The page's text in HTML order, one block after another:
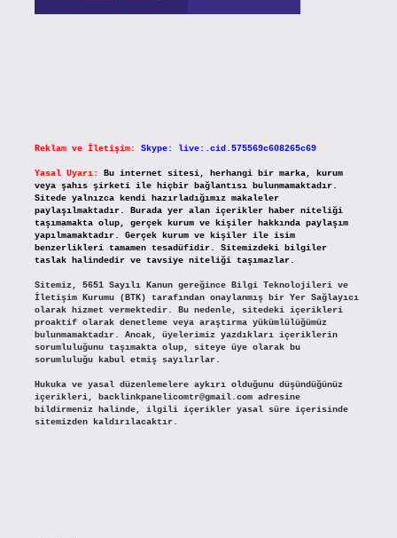
Reklam ve İletişim: Skype: live:.cid.575569c608265c69
Yasal Uyarı:
Bu internet sitesi, herhangi bir marka, kurum
veya şahıs şirketi ile hiçbir bağlantısı bulunmamaktadır.
Sitede yalnızca kendi hazırladığımız makaleler
paylaşılmaktadır. Burada yer alan içerikler haber niteliği
taşımamakta olup, gerçek kurum ve kişiler hakkında paylaşım
yapılmamaktadır. Gerçek kurum ve kişiler ile isim
benzerlikleri tamamen tesadüfidir. Sitemizdeki bilgiler
taslak halindedir ve tavsiye niteliği taşımazlar.
Sitemiz, 5651 Sayılı Kanun gereğince Bilgi Teknolojileri ve
İletişim Kurumu (BTK) tarafından onaylanmış bir Yer Sağlayıcı
olarak hizmet vermektedir. Bu nedenle, sitedeki içerikleri
proaktif olarak denetleme veya araştırma yükümlülüğümüz
bulunmamaktadır. Ancak, üyelerimiz yazdıkları içeriklerin
sorumluluğunu taşımakta olup, siteye üye olarak bu
sorumluluğu kabul etmiş sayılırlar.
Hukuka ve yasal düzenlemelere aykırı olduğunu düşündüğünüz
içerikleri,
backlinkpanelicomtr@gmail.comadresine
bildirmeniz halinde, ilgili içerikler yasal süre içerisinde
sitemizden kaldırılacaktır.